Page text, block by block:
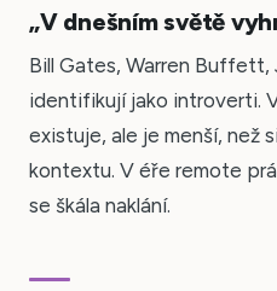
„V dnešním světě
Bill Gates, Warren Buffett,
identifikují jako introverti.
existuje, ale je menší, než
kontextu. V éře remote
se škála naklání.